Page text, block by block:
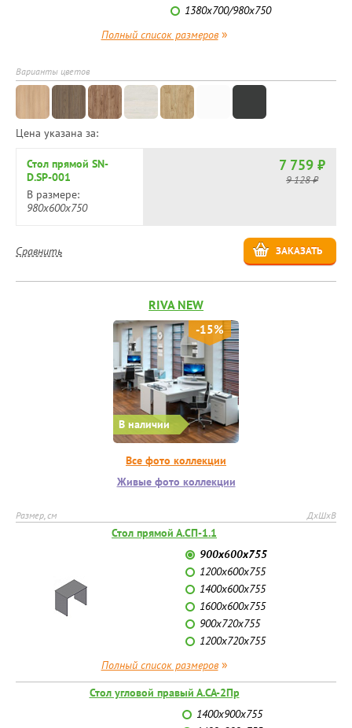
1380х700/980х750
Полный список размеров»
Варианты цветов
Цена указана за:
Стол прямой SN-
D.SP-001
В размере:
980х600х750
7 759 ₽
9 128 ₽
ЗАКАЗАТЬ
Сравнить
RIVA NEW
В наличии
-15%
Все фото коллекции
Живые фото коллекции
Размер, см ДхШхВ
Стол прямой А.СП-1.1
900х600х755
1200х600х755
1400х600х755
1600х600х755
900х720х755
1200х720х755
Полный список размеров»
Стол угловой правый А.СА-2Пр
1400х900х755